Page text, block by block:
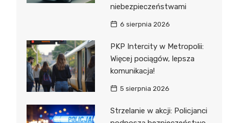
niebezpieczeństwami
6 sierpnia 2026
PKP Intercity w Metropolii:
Więcej pociągów, lepsza
komunikacja!
5 sierpnia 2026
Strzelanie w akcji: Policjanci